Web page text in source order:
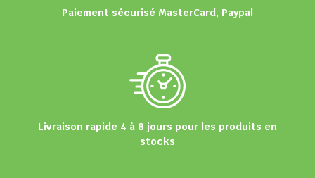
Paiement sécurisé MasterCard, Paypal
Livraison rapide 4 à 8 jours pour les produits en
stocks